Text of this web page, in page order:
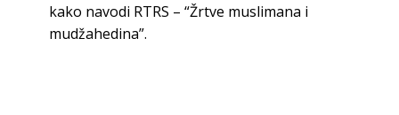
kako navodi RTRS – “Žrtve muslimana i
mudžahedina”.